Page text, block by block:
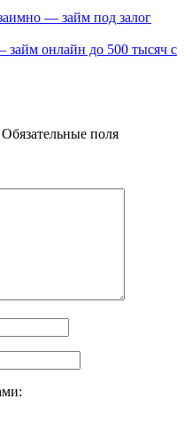
— займ под залог
займ онлайн до 500 тысяч с
Обязательные поля